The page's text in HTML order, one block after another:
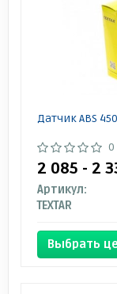
Датчик ABS
0
2 085 - 2
Артикул:
TEXTAR
Выбрать